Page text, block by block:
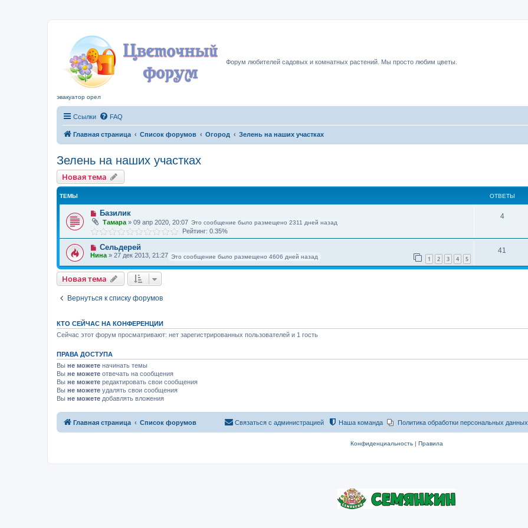
Форум любителей садовых и комнатных растений. Мы просто любим цветы.
эвакуатор орел
Ссылки FAQ
Главная страница Список форумов Огород Зелень на наших участках
Зелень на наших участках
Новая тема
ТЕМЫ ОТВЕТЫ
Базилик
Тамара » 09 апр 2020, 20:07 Это сообщение было размещено 2311 дней назад
Рейтинг: 0.35%
4
Сельдерей
Нина » 27 дек 2013, 21:27 1 2 3 4 5
Это сообщение было размещено 4606 дней назад
41
Новая тема
Вернуться к списку форумов
КТО СЕЙЧАС НА КОНФЕРЕНЦИИ
Сейчас этот форум просматривают: нет зарегистрированных пользователей и 1 гость
ПРАВА ДОСТУПА
Вы не можете начинать темы
Вы не можете отвечать на сообщения
Вы не можете редактировать свои сообщения
Вы не можете удалять свои сообщения
Вы не можете добавлять вложения
Главная страница Список форумов Политика обработки персональных данных
Наша команда
Связаться с администрацией
Конфиденциальность| Правила